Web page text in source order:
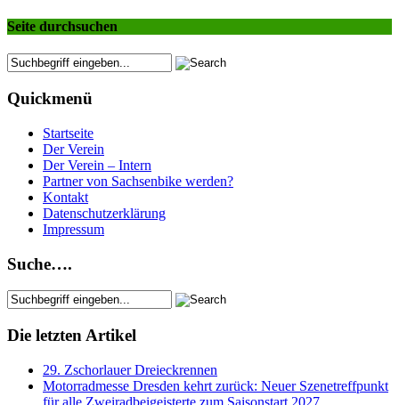
Seite durchsuchen
Quickmenü
Startseite
Der Verein
Der Verein – Intern
Partner von Sachsenbike werden?
Kontakt
Datenschutzerklärung
Impressum
Suche….
Die letzten Artikel
29. Zschorlauer Dreieckrennen
Motorradmesse Dresden kehrt zurück: Neuer Szenetreffpunkt
für alle Zweiradbeigeisterte zum Saisonstart 2027